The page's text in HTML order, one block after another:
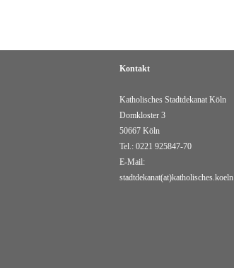
Kontakt
Katholisches Stadtdekanat Köln
Domkloster 3
50667 Köln
Tel.: 0221 925847-70
E-Mail:
stadtdekanat(at)katholisches.koeln